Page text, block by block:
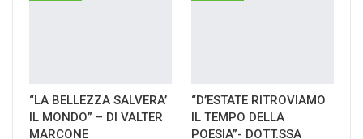
“LA BELLEZZA SALVERA’
IL MONDO” – DI VALTER
MARCONE
“D’ESTATE RITROVIAMO
IL TEMPO DELLA
POESIA”- DOTT.SSA